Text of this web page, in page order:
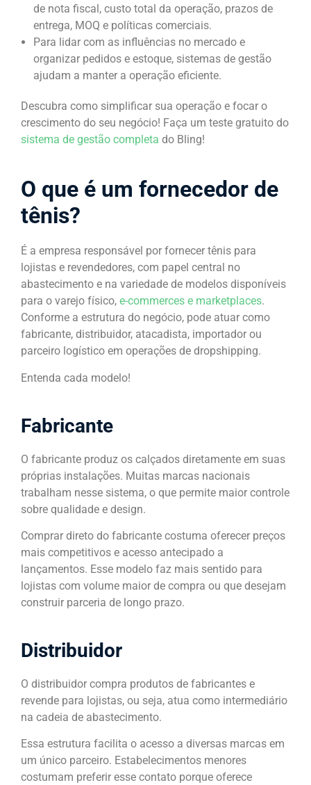
de nota fiscal, custo total da operação, prazos de
entrega, MOQ e políticas comerciais.
Para lidar com as influências no mercado e
organizar pedidos e estoque, sistemas de gestão
ajudam a manter a operação eficiente.
Descubra como simplificar sua operação e focar o
crescimento do seu negócio! Faça um teste gratuito do
sistema de gestão completa do Bling!
O que é um fornecedor de
tênis?
É a empresa responsável por fornecer tênis para
lojistas e revendedores, com papel central no
abastecimento e na variedade de modelos disponíveis
para o varejo físico, e-commerces e marketplaces.
Conforme a estrutura do negócio, pode atuar como
fabricante, distribuidor, atacadista, importador ou
parceiro logístico em operações de dropshipping.
Entenda cada modelo!
Fabricante
O fabricante produz os calçados diretamente em suas
próprias instalações. Muitas marcas nacionais
trabalham nesse sistema, o que permite maior controle
sobre qualidade e design.
Comprar direto do fabricante costuma oferecer preços
mais competitivos e acesso antecipado a
lançamentos. Esse modelo faz mais sentido para
lojistas com volume maior de compra ou que desejam
construir parceria de longo prazo.
Distribuidor
O distribuidor compra produtos de fabricantes e
revende para lojistas, ou seja, atua como intermediário
na cadeia de abastecimento.
Essa estrutura facilita o acesso a diversas marcas em
um único parceiro. Estabelecimentos menores
costumam preferir esse contato porque oferece